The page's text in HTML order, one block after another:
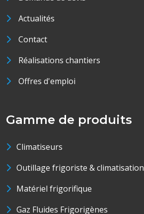
Actualités
Contact
Réalisations chantiers
Offres d'emploi
Gamme de produits
Climatiseurs
Outillage frigoriste & climatisation
Matériel frigorifique
Gaz Fluides Frigorigènes